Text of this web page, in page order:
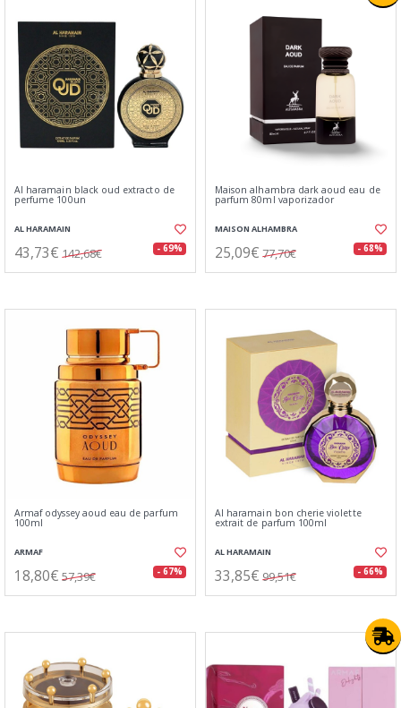
Al haramain black oud extracto de
perfume 100un
AL HARAMAIN
43,73€ 142,68€ - 69%
Maison alhambra dark aoud eau de
parfum 80ml vaporizador
MAISON ALHAMBRA
25,09€ 77,70€ - 68%
Armaf odyssey aoud eau de parfum
100ml
ARMAF
18,80€ 57,39€ - 67%
Al haramain bon cherie violette
extrait de parfum 100ml
AL HARAMAIN
33,85€ 99,51€ - 66%